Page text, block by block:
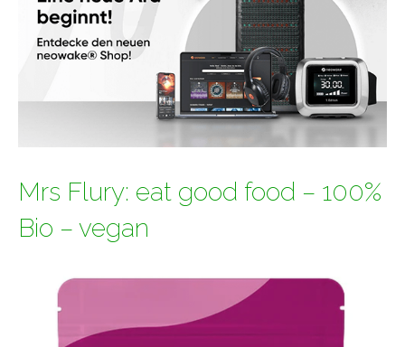
Mrs Flury: eat good food – 100%
Bio – vegan